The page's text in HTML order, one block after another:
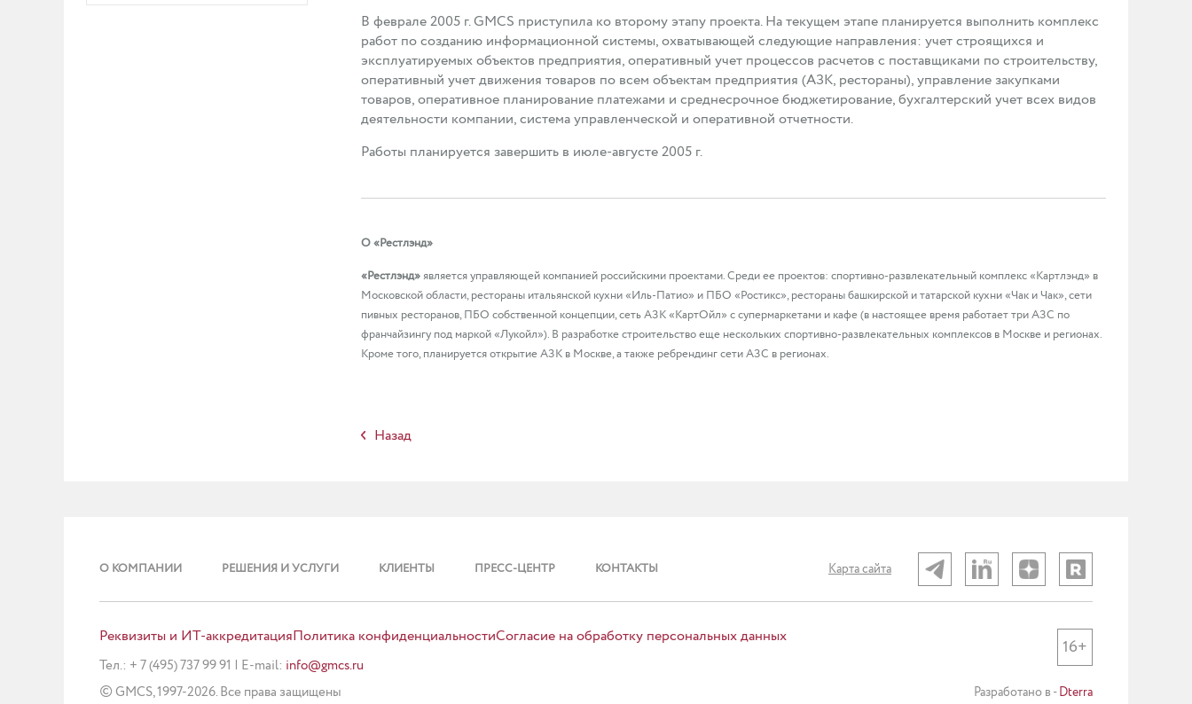
В феврале 2005 г. GMCS приступила ко второму этапу проекта. На текущем этапе планируется выполнить комплекс
работ по созданию информационной системы, охватывающей следующие направления: учет строящихся и
эксплуатируемых объектов предприятия, оперативный учет процессов расчетов с поставщиками по строительству,
оперативный учет движения товаров по всем объектам предприятия (АЗК, рестораны), управление закупками
товаров, оперативное планирование платежами и среднесрочное бюджетирование, бухгалтерский учет всех видов
деятельности компании, система управленческой и оперативной отчетности.
Работы планируется завершить в июле-августе 2005 г.
О «Рестлэнд»
«Рестлэнд»является управляющей компанией российскими проектами. Среди ее проектов: спортивно-развлекательный комплекс «Картлэнд» в
Московской области, рестораны итальянской кухни «Иль-Патио» и ПБО «Ростикс», рестораны башкирской и татарской кухни «Чак и Чак», сети
пивных ресторанов, ПБО собственной концепции, сеть АЗК «КартОйл» с супермаркетами и кафе (в настоящее время работает три АЗС по
франчайзингу под маркой «Лукойл»). В разработке строительство еще нескольких спортивно-развлекательных комплексов в Москве и регионах.
Кроме того, планируется открытие АЗК в Москве, а также ребрендинг сети АЗС в регионах.
Назад
О КОМПАНИИ РЕШЕНИЯ И УСЛУГИ КЛИЕНТЫ ПРЕСС-ЦЕНТР КОНТАКТЫ Карта сайта
Реквизиты и ИТ-аккредитацияПолитика конфиденциальностиСогласие на обработку персональных данных
Тел.: + 7 (495) 737 99 91 | E-mail: info@gmcs.ru
©GMCS, 1997-2026.Все права защищены Разработано в -Dterra
16+